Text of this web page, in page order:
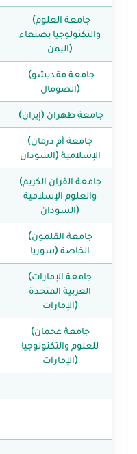
(جامعة العلوم
والتكنولوجيا بصنعاء
(اليمن
(جامعة مقديشو
(الصومال
(جامعة طهران (إيران
(جامعة أم درمان
الإسلامية (السودان
(جامعة القرآن الكريم
والعلوم الإسلامية
(السودان
(جامعة القلمون
الخاصة (سوريا
(جامعة الإمارات
العربية المتحدة
(الإمارات
(جامعة عجمان
للعلوم والتكنولوجيا
(الإمارات